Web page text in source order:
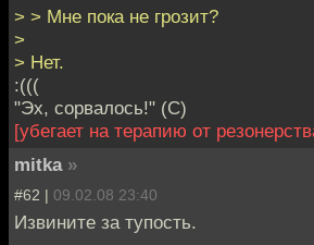
> > Мне пока не грозит?
>
> Нет.
:(((
"Эх, сорвалось!" (С)
[убегает на терапию от
mitka »
#62 | 09.02.08 23:40
Извините за тупость.